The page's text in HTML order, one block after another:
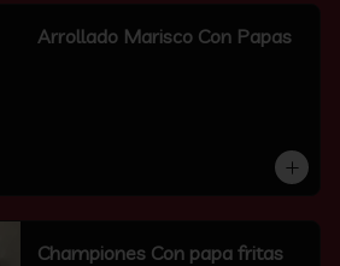
Arrollado Marisco Con Papas
Championes Con papa fritas